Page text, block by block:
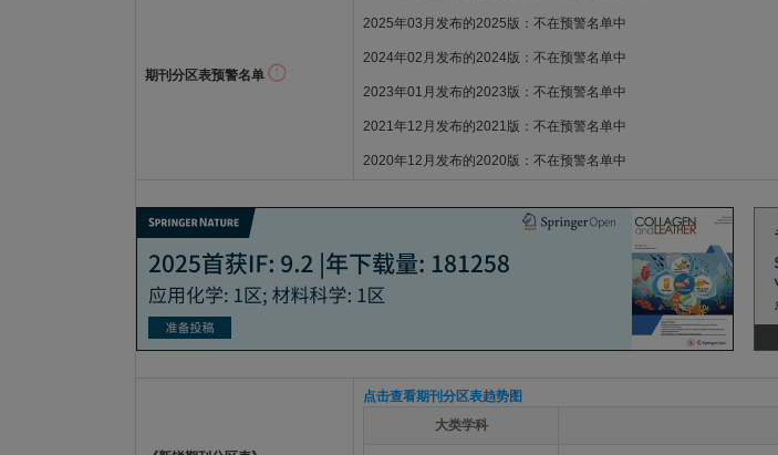
期刊分区表预警名单
2025年03月发布的2025版：不在预警名单中
2024年02月发布的2024版：不在预警名单中
2023年01月发布的2023版：不在预警名单中
2021年12月发布的2021版：不在预警名单中
2020年12月发布的2020版：不在预警名单中
点击查看期刊分区表趋势图
大类学科